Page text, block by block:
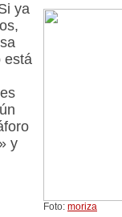
Foto: moriza
ya
está
y